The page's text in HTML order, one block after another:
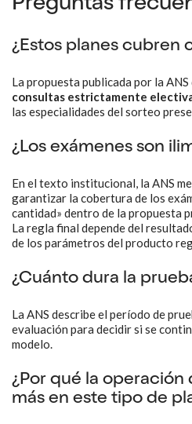
Preguntas
¿Estos planes cubren
La propuesta publicada por la
consultas estrictamente
las especialidades del sorteo
¿Los exámenes son
En el texto institucional, la ANS
garantizar la cobertura de los
cantidad» dentro de la propuesta
La regla final depende del
de los parámetros del producto
¿Cuánto dura la
La ANS describe el período de
evaluación para decidir si se
modelo.
¿Por qué la operación
más en este tipo de